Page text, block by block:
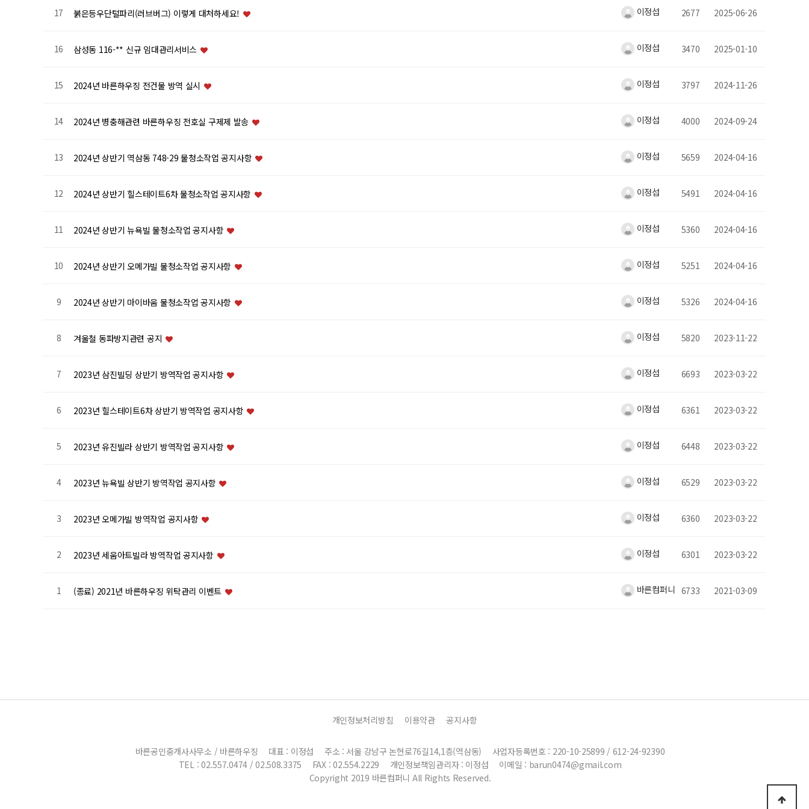
17 붉은등우단털파리(러브버그) 이렇게 대처하세요! 이정섭 2677 2025-06-26
16 삼성동 116-** 신규 임대관리서비스 이정섭 3470 2025-01-10
15 2024년 바른하우징 전건물 방역 실시 이정섭 3797 2024-11-26
14 2024년 병충해관련 바른하우징 전호실 구제제 발송 이정섭 4000 2024-09-24
13 2024년 상반기 역삼동 748-29 물청소작업 공지사항 이정섭 5659 2024-04-16
12 2024년 상반기 힐스테이트6차 물청소작업 공지사항 이정섭 5491 2024-04-16
11 2024년 상반기 뉴욕빌 물청소작업 공지사항 이정섭 5360 2024-04-16
10 2024년 상반기 오메가빌 물청소작업 공지사항 이정섭 5251 2024-04-16
9 2024년 상반기 마이바움 물청소작업 공지사항 이정섭 5326 2024-04-16
8 겨울철 동파방지관련 공지 이정섭 5820 2023-11-22
7 2023년 삼진빌딩 상반기 방역작업 공지사항 이정섭 6693 2023-03-22
6 2023년 힐스테이트6차 상반기 방역작업 공지사항 이정섭 6361 2023-03-22
5 2023년 유진빌라 상반기 방역작업 공지사항 이정섭 6448 2023-03-22
4 2023년 뉴욕빌 상반기 방역작업 공지사항 이정섭 6529 2023-03-22
3 2023년 오메가빌 방역작업 공지사항 이정섭 6360 2023-03-22
2 2023년 세움아트빌라 방역작업 공지사항 이정섭 6301 2023-03-22
1 (종료) 2021년 바른하우징 위탁관리 이벤트 바른컴퍼니 6733 2021-03-09
개인정보처리방침 이용약관 공지사항
바른공인중개사사무소 / 바른하우징 대표 : 이정섭 주소 : 서울 강남구 논현로76길14,1층(역삼동)
사업자등록번호 : 220-10-25899 / 612-24-92390
TEL : 02.557.0474 / 02.508.3375
FAX : 02.554.2229 개인정보책임관리자 : 이정섭
이메일 : barun0474@gmail.com
Copyright 2019 바른컴퍼니 All Rights Reserved.